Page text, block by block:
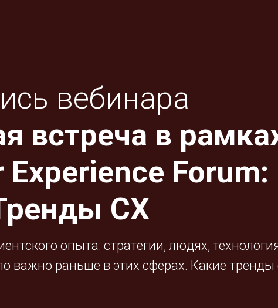
вебинара
встреча в
Experience Forum:
CX
опыта: стратегии, людях,
важно раньше в этих сферах. Какие